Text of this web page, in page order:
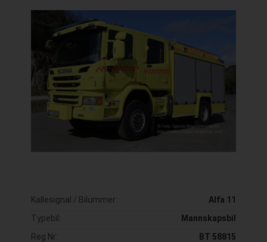
Kallesignal / Bilummer:
Alfa 11
Typebil:
Mannskapsbil
Reg Nr:
BT 58815